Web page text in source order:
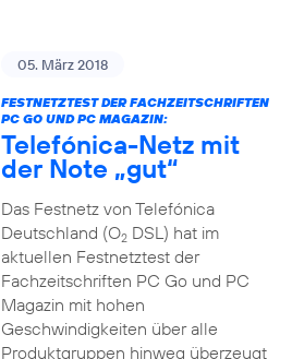
05. März 2018
FESTNETZTEST DER FACHZEITSCHRIFTEN
PC GO UND PC MAGAZIN:
Telefónica-Netz mit
der Note „gut“
Das Festnetz von Telefónica
Deutschland (O2DSL) hat im
aktuellen Festnetztest der
Fachzeitschriften PC Go und PC
Magazin mit hohen
Geschwindigkeiten über alle
Produktgruppen hinweg überzeugt